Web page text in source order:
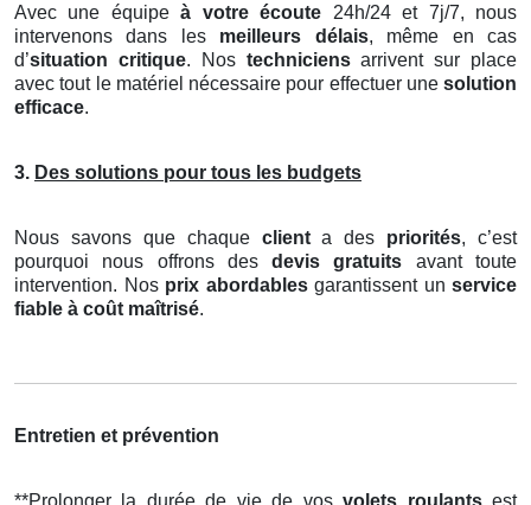
Avec une équipeà votre écoute 24h/24 et 7j/7, nous
intervenons dans les meilleurs délais, même en cas
d’situation critique. Nos techniciensarrivent sur place
avec tout le matériel nécessaire pour effectuer une solution
efficace.
3. Des solutions pour tous les budgets
Nous savons que chaque clienta des priorités, c’est
pourquoi nous offrons desdevis gratuits avant toute
intervention. Nos prix abordablesgarantissent un service
fiable à coût maîtrisé.
Entretien et prévention
**Prolonger la durée de vie de vosvolets roulantsest